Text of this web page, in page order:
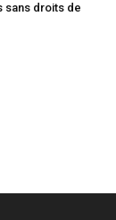
sans droits de